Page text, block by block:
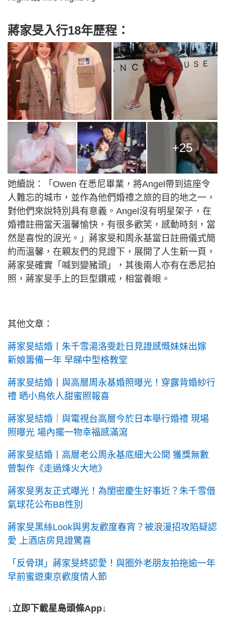
蔣家旻入行18年歷程：
+25
她續說：「Owen 在悉尼畢業，將Angel帶到這座令
人難忘的城市，並作為他們婚禮之旅的目的地之一，
對他們來說特別具有意義。Angel沒有明星架子，在
婚禮註冊當天溫馨愉快，有很多歡笑，感動時刻，當
然是喜悅的淚光。」蔣家旻和周永基當日註冊儀式簡
約而溫馨，在親友們的見證下，展開了人生新一頁，
蔣家旻確實「喊到變豬頭」，其後兩人亦有在悉尼拍
照，蔣家旻手上的巨型鑽戒，相當養眼。
其他文章：
蔣家旻結婚丨朱千雪湯洛雯赴日見證感慨妹妹出嫁
新娘籌備一年 早睇中型格教堂
蔣家旻結婚丨與高層周永基婚照曝光！穿露背婚紗行
禮 晒小鳥依人甜蜜照報喜
蔣家旻結婚｜與電視台高層今於日本舉行婚禮 現場
照曝光 場內擺一物幸福感滿瀉
蔣家旻結婚丨高層老公周永基底細大公開 獲獎無數
曾製作《走過烽火大地》
蔣家旻男友正式曝光！為閨密慶生好事近？朱千雪借
氣球花公布BB性別
蔣家旻黑絲Look與男友歡度春宵？被浪漫招攻陷疑認
愛 上酒店房見證驚喜
「反骨琪」蔣家旻終認愛！與圈外老朋友拍拖逾一年
早前蜜遊東京歡度情人節
↓立即下載星島頭條App↓